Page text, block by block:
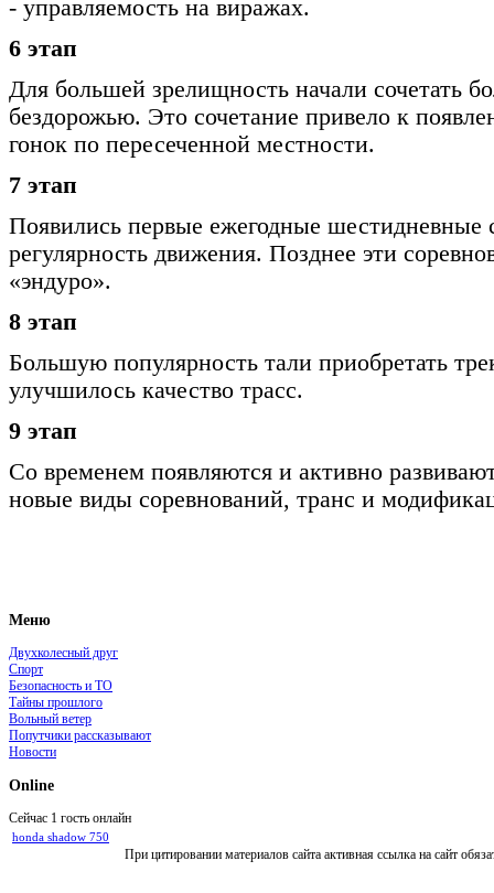
- управляемость на виражах.
6 этап
Для большей зрелищность начали сочетать
бездорожью. Это сочетание привело к
гонок по пересеченной местности.
7 этап
Появились первые ежегодные шестидневные
регулярность движения. Позднее эти
«эндуро».
8 этап
Большую популярность тали приобретать
улучшилось качество трасс.
9 этап
Со временем появляются и активно
новые виды соревнований, транс и
Меню
Двухколесный друг
Спорт
Безопасность и ТО
Тайны прошлого
Вольный ветер
Попутчики рассказывают
Новости
Online
Сейчас 1 гость онлайн
honda shadow 750
При цитировании материалов сайта активная ссылка на сайт